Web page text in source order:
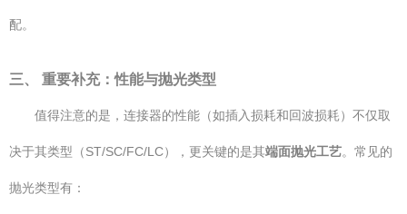
配。
三、 重要补充：性能与抛光类型
值得注意的是，连接器的性能（如插入损耗和回波损耗）不仅取
决于其类型（ST/SC/FC/LC），更关键的是其端面抛光工艺。常见的
抛光类型有：